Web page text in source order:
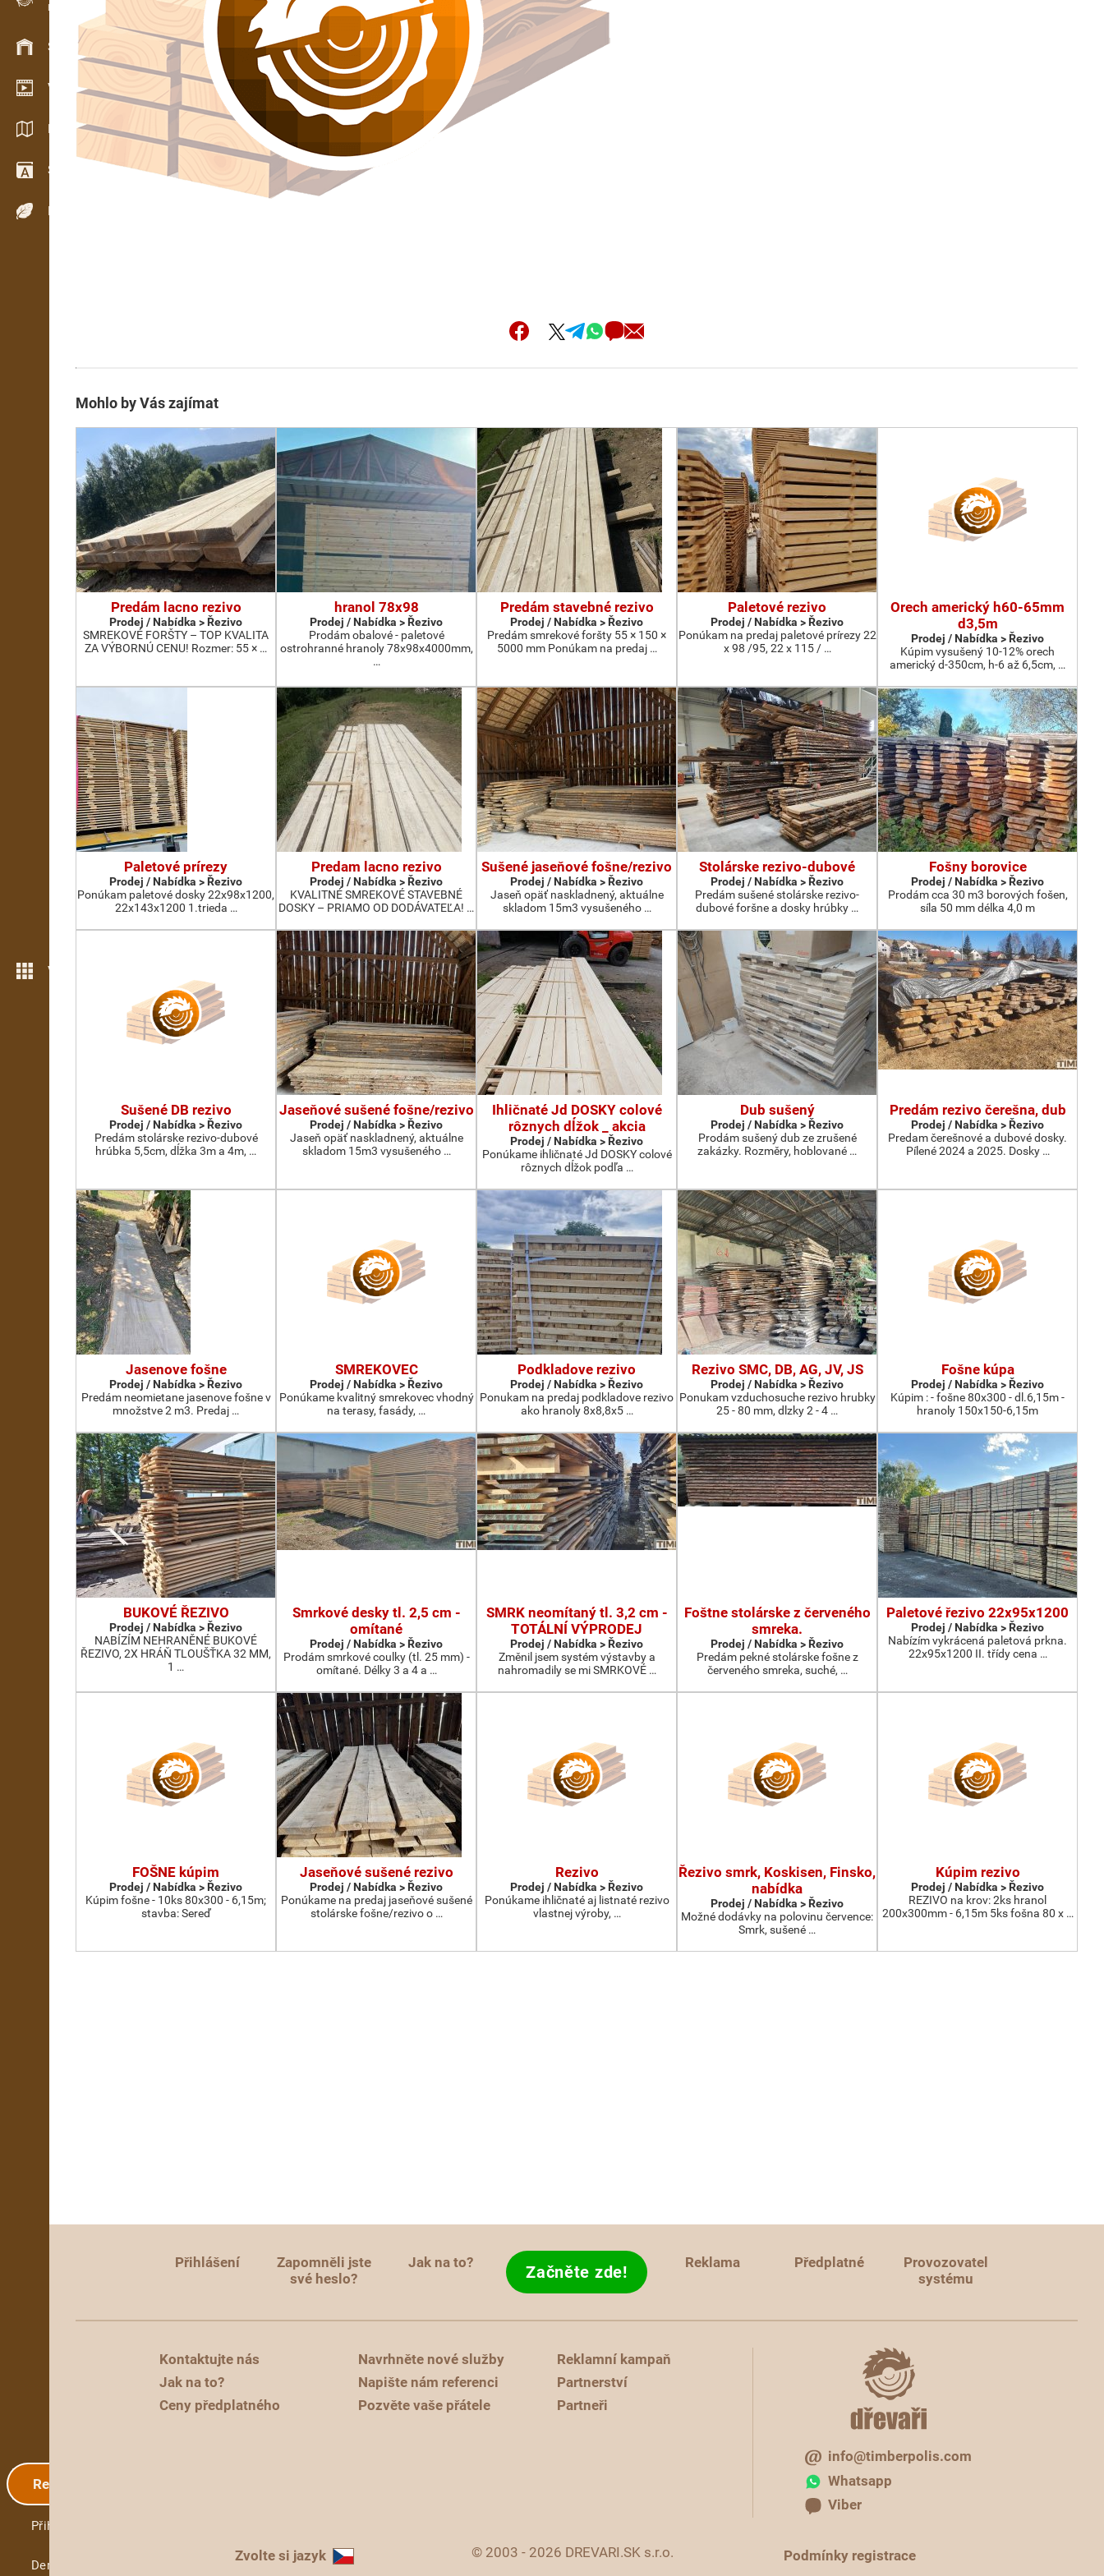
Evidence dřeva v terénu
Skladové hospodářství
Video showroom
Katalogy / Brožury
Slovník
Dřeviny
Více možností
Registrace
Přihlášení
Demo
Mohlo by Vás zajímat
Predám lacno rezivo
Prodej / Nabídka > Řezivo
SMREKOVÉ FORŠTY – TOP KVALITA
ZA VÝBORNÚ CENU! Rozmer: 55 × …
hranol 78x98
Prodej / Nabídka > Řezivo
Prodám obalové - paletové
ostrohranné hranoly 78x98x4000mm,
…
Predám stavebné rezivo
Prodej / Nabídka > Řezivo
Predám smrekové foršty 55 × 150 ×
5000 mm Ponúkam na predaj …
Paletové rezivo
Prodej / Nabídka > Řezivo
Ponúkam na predaj paletové prírezy 22
x 98 /95, 22 x 115 / …
Orech americký h60-65mm
d3,5m
Prodej / Nabídka > Řezivo
Kúpim vysušený 10-12% orech
americký d-350cm, h-6 až 6,5cm, …
Paletové prírezy
Prodej / Nabídka > Řezivo
Ponúkam paletové dosky 22x98x1200,
22x143x1200 1.trieda …
Predam lacno rezivo
Prodej / Nabídka > Řezivo
KVALITNÉ SMREKOVÉ STAVEBNÉ
DOSKY – PRIAMO OD DODÁVATEĽA! …
Sušené jaseňové fošne/rezivo
Prodej / Nabídka > Řezivo
Jaseň opäť naskladnený, aktuálne
skladom 15m3 vysušeného …
Stolárske rezivo-dubové
Prodej / Nabídka > Řezivo
Predám sušené stolárske rezivo-
dubové foršne a dosky hrúbky …
Fošny borovice
Prodej / Nabídka > Řezivo
Prodám cca 30 m3 borových fošen,
síla 50 mm délka 4,0 m
Sušené DB rezivo
Prodej / Nabídka > Řezivo
Predám stolárske rezivo-dubové
hrúbka 5,5cm, dĺžka 3m a 4m, …
Jaseňové sušené fošne/rezivo
Prodej / Nabídka > Řezivo
Jaseň opäť naskladnený, aktuálne
skladom 15m3 vysušeného …
Ihličnaté Jd DOSKY colové
rôznych dĺžok _ akcia
Prodej / Nabídka > Řezivo
Ponúkame ihličnaté Jd DOSKY colové
rôznych dĺžok podľa …
Dub sušený
Prodej / Nabídka > Řezivo
Prodám sušený dub ze zrušené
zakázky. Rozměry, hoblované …
Predám rezivo čerešna, dub
Prodej / Nabídka > Řezivo
Predam čerešnové a dubové dosky.
Pílené 2024 a 2025. Dosky …
Jasenove fošne
Prodej / Nabídka > Řezivo
Predám neomietane jasenove fošne v
množstve 2 m3. Predaj …
SMREKOVEC
Prodej / Nabídka > Řezivo
Ponúkame kvalitný smrekovec vhodný
na terasy, fasády, …
Podkladove rezivo
Prodej / Nabídka > Řezivo
Ponukam na predaj podkladove rezivo
ako hranoly 8x8,8x5 …
Rezivo SMC, DB, AG, JV, JS
Prodej / Nabídka > Řezivo
Ponukam vzduchosuche rezivo hrubky
25 - 80 mm, dlzky 2 - 4 …
Fošne kúpa
Prodej / Nabídka > Řezivo
Kúpim : - fošne 80x300 - dl.6,15m -
hranoly 150x150-6,15m
BUKOVÉ ŘEZIVO
Prodej / Nabídka > Řezivo
NABÍZÍM NEHRANĚNÉ BUKOVÉ
ŘEZIVO, 2X HRÁŇ TLOUŠŤKA 32 MM,
1 …
Smrkové desky tl. 2,5 cm -
omítané
Prodej / Nabídka > Řezivo
Prodám smrkové coulky (tl. 25 mm) -
omítané. Délky 3 a 4 a …
SMRK neomítaný tl. 3,2 cm -
TOTÁLNÍ VÝPRODEJ
Prodej / Nabídka > Řezivo
Změnil jsem systém výstavby a
nahromadily se mi SMRKOVÉ …
Foštne stolárske z červeného
smreka.
Prodej / Nabídka > Řezivo
Predám pekné stolárske fošne z
červeného smreka, suché, …
Paletové řezivo 22x95x1200
Prodej / Nabídka > Řezivo
Nabízím vykrácená paletová prkna.
22x95x1200 II. třídy cena …
FOŠNE kúpim
Prodej / Nabídka > Řezivo
Kúpim fošne - 10ks 80x300 - 6,15m;
stavba: Sereď
Jaseňové sušené rezivo
Prodej / Nabídka > Řezivo
Ponúkame na predaj jaseňové sušené
stolárske fošne/rezivo o …
Rezivo
Prodej / Nabídka > Řezivo
Ponúkame ihličnaté aj listnaté rezivo
vlastnej výroby, …
Řezivo smrk, Koskisen, Finsko,
nabídka
Prodej / Nabídka > Řezivo
Možné dodávky na polovinu července:
Smrk, sušené …
Kúpim rezivo
Prodej / Nabídka > Řezivo
REZIVO na krov: 2ks hranol
200x300mm - 6,15m 5ks fošna 80 x …
Přihlášení
Zapomněli jste
své heslo?
Jak na to? Začněte zde! Reklama Předplatné
Provozovatel
systému
Kontaktujte nás
Jak na to?
Ceny předplatného
Navrhněte nové služby
Napište nám referenci
Pozvěte vaše přátele
Reklamní kampaň
Partnerství
Partneři
info@timberpolis.com
Whatsapp
Viber
Zvolte si jazyk © 2003 - 2026 DREVARI.SK s.r.o. Podmínky registrace